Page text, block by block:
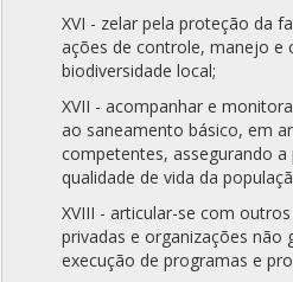
XVI - zelar pela proteção da
ações de controle, manejo e
biodiversidade local;
XVII - acompanhar e
ao saneamento básico, em
competentes, assegurando
qualidade de vida da
XVIII - articular-se com
privadas e organizações não
execução de programas e